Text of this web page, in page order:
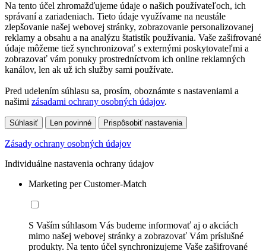
Na tento účel zhromažďujeme údaje o našich používateľoch, ich
správaní a zariadeniach. Tieto údaje využívame na neustále
zlepšovanie našej webovej stránky, zobrazovanie personalizovanej
reklamy a obsahu a na analýzu štatistík používania. Vaše zašifrované
údaje môžeme tiež synchronizovať s externými poskytovateľmi a
zobrazovať vám ponuky prostredníctvom ich online reklamných
kanálov, len ak už ich služby sami používate.
Pred udelením súhlasu sa, prosím, oboznámte s nastaveniami a
našimi zásadami ochrany osobných údajov.
Súhlasiť Len povinné Prispôsobiť nastavenia
Zásady ochrany osobných údajov
Individuálne nastavenia ochrany údajov
Marketing per Customer-Match
S Vaším súhlasom Vás budeme informovať aj o akciách
mimo našej webovej stránky a zobrazovať Vám príslušné
produkty. Na tento účel synchronizujeme Vaše zašifrované